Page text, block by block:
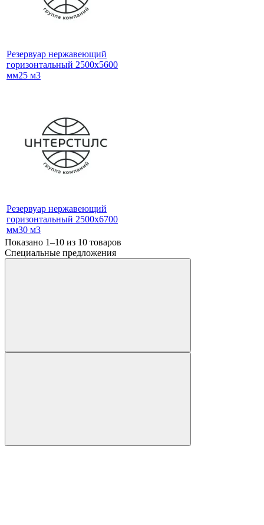
Резервуар нержавеющий
горизонтальный 2500x5600
мм25 м3
Резервуар нержавеющий
горизонтальный 2500x6700
мм30 м3
Показано 1–10 из 10 товаров
Специальные предложения